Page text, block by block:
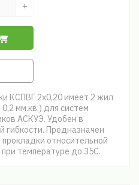
+
КСПВГ 2х0,20 имеет 2 жил
мм.кв.) для систем
АСКУЭ. Удобен в
гибкости. Предназначен
относительной
температуре до 35С.